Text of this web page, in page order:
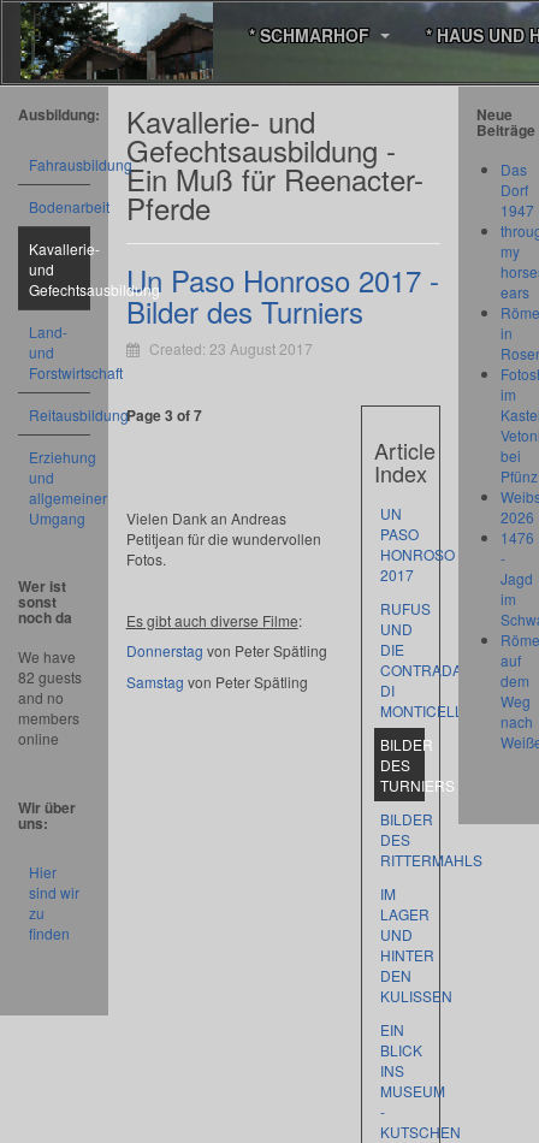
* SCHMARHOF * HAUS UND
Kavallerie- und
Gefechtsausbildung -
Ein Muß für Reenacter-
Pferde
Un Paso Honroso 2017 -
Bilder des Turniers
Created: 23 August 2017
Article
Index
UN
PASO
HONROSO
2017
RUFUS
UND
DIE
CONTRADA
DI
MONTICELLI
BILDER
DES
TURNIERS
BILDER
DES
RITTERMAHLS
IM
LAGER
UND
HINTER
DEN
KULISSEN
EIN
BLICK
INS
MUSEUM
-
KUTSCHEN
Page 3 of 7
Vielen Dank an Andreas
Petitjean für die wundervollen
Fotos.
Es gibt auch diverse Filme:
Donnerstag von Peter Spätling
Samstag von Peter Spätling
Ausbildung:
Fahrausbildung
Bodenarbeit
Kavallerie-
und
Gefechtsausbildung
Land-
und
Forstwirtschaft
Reitausbildung
Erziehung
und
allgemeiner
Umgang
Wer ist
sonst
noch da
We have
82 guests
and no
members
online
Wir über
uns:
Hier
sind wir
zu
finden
Neue
Beiträge
Das
Dorf
1947
my
ears
in
im
bei
Pfünz
2026
1476
-
Jagd
im
auf
dem
Weg
nach